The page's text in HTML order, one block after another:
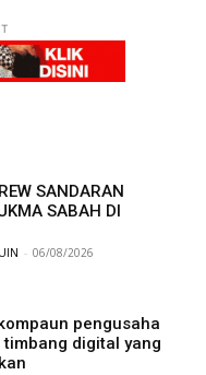
SANDARAN
SABAH DI
- 06/08/2026
pengusaha
digital yang